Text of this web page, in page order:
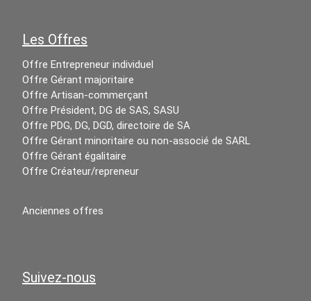
Les Offres
Offre Entrepreneur individuel
Offre Gérant majoritaire
Offre Artisan-commerçant
Offre Président, DG de SAS, SASU
Offre PDG, DG, DGD, directoire de SA
Offre Gérant minoritaire ou non-associé de SARL
Offre Gérant égalitaire
Offre Créateur/repreneur
Anciennes offres
Suivez-nous